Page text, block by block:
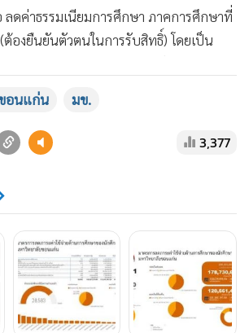
ดค่าธรรมเนียมการศึกษา ภาคการศึกษาที่
องยืนยันตัวตนในการรับสิทธิ์) โดยเป็น
ด้ผ่อนผันการชำระค่าธรรมเนียมการศึกษา
ธรรมเนียมการศึกษาได้ใน 6 เดือน และหาก
ขอขยายเวลาเพิ่มได้อีก 6 เดือน รวมเป็น 1
พานทองวิริยะกุล อธิการบดีมหาวิทยาลัย
มคืบหน้าภายหลังจากที่นักศึกษาได้เริ่มลง
นถึงวันที่ 20 สิงหาคมที่ผ่านมา ความว่า หลัง
อนแก่นได้ประกาศให้นักศึกษาลงทะเบียน
มเนียมการศึกษา ตั้งแต่วันจันทร์ที่ 9 สิงหาคม
ดับได้เริ่มมีการลงทะเบียนมากขึ้นเรื่อยๆ
แสดงเพิ่มเติม
อนแก่น มข.
3,377